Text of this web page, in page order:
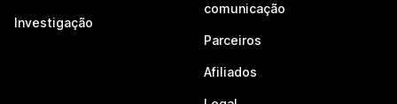
Investigação
comunicação
Parceiros
Afiliados